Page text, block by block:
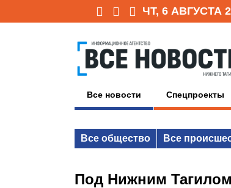
ЧТ, 6 АВГУСТА
Все новости Спецпроекты
Все общество Все
Под Нижним Тагилом